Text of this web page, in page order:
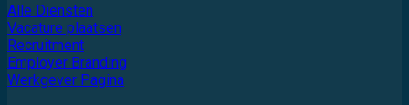
Alle Diensten
Vacature plaatsen
Recruitment
Employer Branding
Werkgever Pagina